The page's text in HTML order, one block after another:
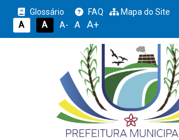
Glossário FAQ Mapa do Site
A
A A- A A+